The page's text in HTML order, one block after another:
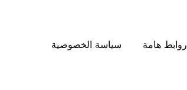
روابط هامة سياسة الخصوصية